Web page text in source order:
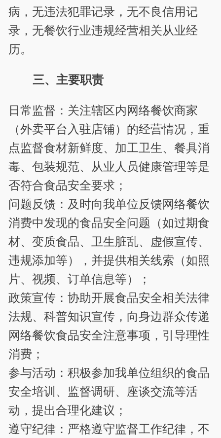
病，无违法犯罪记录，无不良信用记
录，无餐饮行业违规经营相关从业经
历。
三、主要职责
日常监督：关注辖区内网络餐饮商家
（外卖平台入驻店铺）的经营情况，重
点监督食材新鲜度、加工卫生、餐具消
毒、包装规范、从业人员健康管理等是
否符合食品安全要求；
问题反馈：及时向我单位反馈网络餐饮
消费中发现的食品安全问题（如过期食
材、变质食品、卫生脏乱、虚假宣传、
违规添加等），并提供相关线索（如照
片、视频、订单信息等）；
政策宣传：协助开展食品安全相关法律
法规、科普知识宣传，向身边群众传递
网络餐饮食品安全注意事项，引导理性
消费；
参与活动：积极参加我单位组织的食品
安全培训、监督调研、座谈交流等活
动，提出合理化建议；
遵守纪律：严格遵守监督工作纪律，不